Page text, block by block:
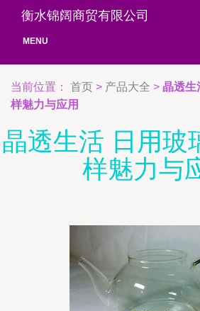
衡水锦阔商贸有限公司
MENU
当前位置： 首页 > 产品大全 > 晶透生
样魅力与应用
晶透生活 日用玻
样魅力与